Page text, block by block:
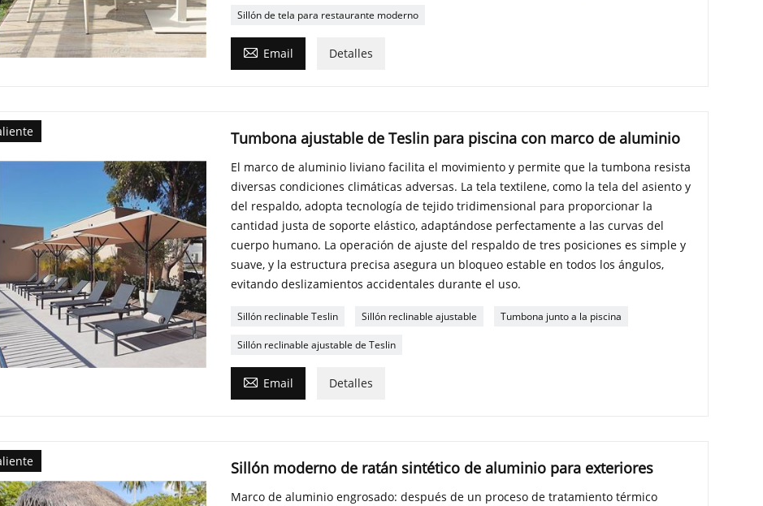
Sillón de tela para restaurante moderno
 Email Detalles
Tumbona ajustable de Teslin para piscina con marco de aluminio
El marco de aluminio liviano facilita el movimiento y permite que la tumbona resista
diversas condiciones climáticas adversas. La tela textilene, como la tela del asiento y
del respaldo, adopta tecnología de tejido tridimensional para proporcionar la
cantidad justa de soporte elástico, adaptándose perfectamente a las curvas del
cuerpo humano. La operación de ajuste del respaldo de tres posiciones es simple y
suave, y la estructura precisa asegura un bloqueo estable en todos los ángulos,
evitando deslizamientos accidentales durante el uso.
Sillón reclinable Teslin Sillón reclinable ajustable Tumbona junto a la piscina
Sillón reclinable ajustable de Teslin
 Email Detalles
Sillón moderno de ratán sintético de aluminio para exteriores
Marco de aluminio engrosado: después de un proceso de tratamiento térmico